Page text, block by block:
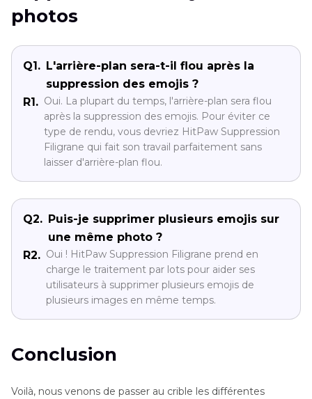
photos
Q1. L'arrière-plan sera-t-il flou après la
suppression des emojis ?
R1. Oui. La plupart du temps, l'arrière-plan sera flou
après la suppression des emojis. Pour éviter ce
type de rendu, vous devriez HitPaw Suppression
Filigrane qui fait son travail parfaitement sans
laisser d'arrière-plan flou.
Q2. Puis-je supprimer plusieurs emojis sur
une même photo ?
R2. Oui ! HitPaw Suppression Filigrane prend en
charge le traitement par lots pour aider ses
utilisateurs à supprimer plusieurs emojis de
plusieurs images en même temps.
Conclusion
Voilà, nous venons de passer au crible les différentes